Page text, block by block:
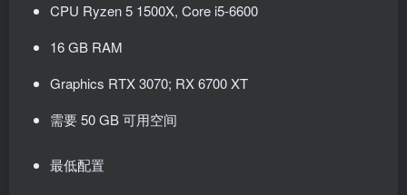
CPU Ryzen 5 1500X, Core i5-6600
16 GB RAM
Graphics RTX 3070; RX 6700 XT
需要 50 GB 可用空间
最低配置